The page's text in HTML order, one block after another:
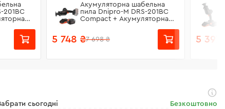
201BC
Акумуляторна шабельна
пила Dnipro-M DRS-201BC
Compact + Акумуляторна
5 748 ₴7 698 ₴ 5 397
сьогодні
Безкоштовно